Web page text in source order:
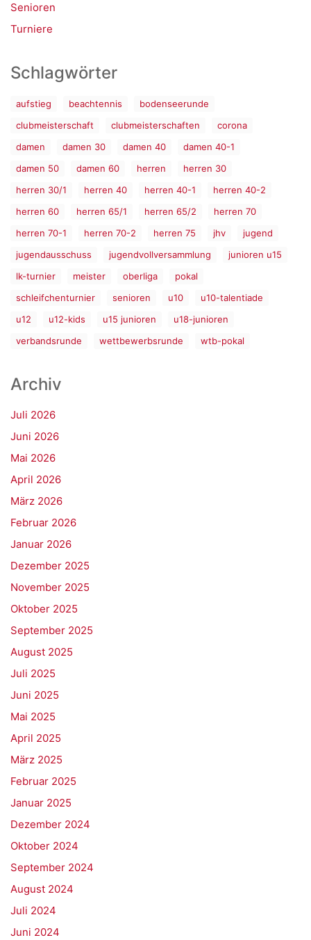
Senioren
Turniere
Schlagwörter
aufstieg beachtennis
bodenseerunde
clubmeisterschaft
clubmeisterschaften
corona
damen
damen 30 damen 40
damen 40-1
damen 50
damen 60 herren
herren 30
herren 30/1
herren 40 herren 40-1
herren 40-2
herren 60
herren 65/1 herren 65/2
herren 70
herren 70-1
herren 70-2 herren 75 jhv
jugend
jugendausschuss
jugendvollversammlung
junioren u15
lk-turnier
meister oberliga
pokal
schleifchenturnier
senioren u10
u10-talentiade
u12
u12-kids u15 junioren
u18-junioren
verbandsrunde
wettbewerbsrunde wtb-pokal
Archiv
Juli 2026
Juni 2026
Mai 2026
April 2026
März 2026
Februar 2026
Januar 2026
Dezember 2025
November 2025
Oktober 2025
September 2025
August 2025
Juli 2025
Juni 2025
Mai 2025
April 2025
März 2025
Februar 2025
Januar 2025
Dezember 2024
Oktober 2024
September 2024
August 2024
Juli 2024
Juni 2024